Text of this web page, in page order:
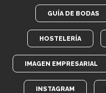
GUÍA DE BODAS
HOSTELERÍA
IMAGEN EMPRESARIAL
INSTAGRAM